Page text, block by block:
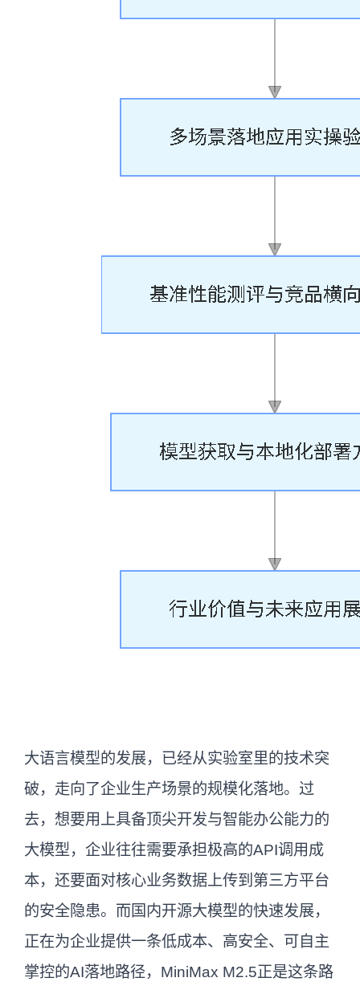
大语言模型的发展，已经从实验室里的技术突
破，走向了企业生产场景的规模化落地。过
去，想要用上具备顶尖开发与智能办公能力的
大模型，企业往往需要承担极高的API调用成
本，还要面对核心业务数据上传到第三方平台
的安全隐患。而国内开源大模型的快速发展，
正在为企业提供一条低成本、高安全、可自主
掌控的AI落地路径，MiniMax M2.5正是这条路